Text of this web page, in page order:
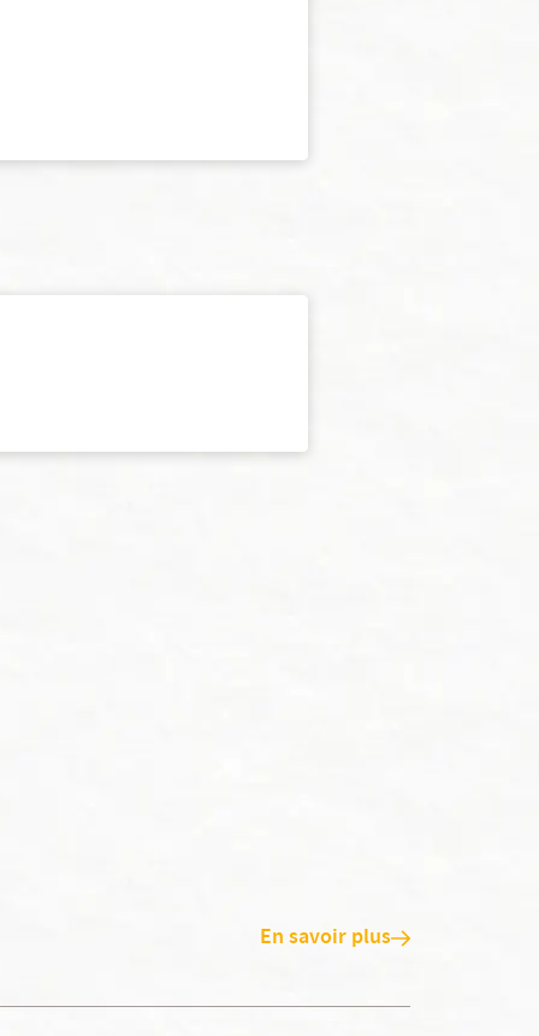
En savoir plus